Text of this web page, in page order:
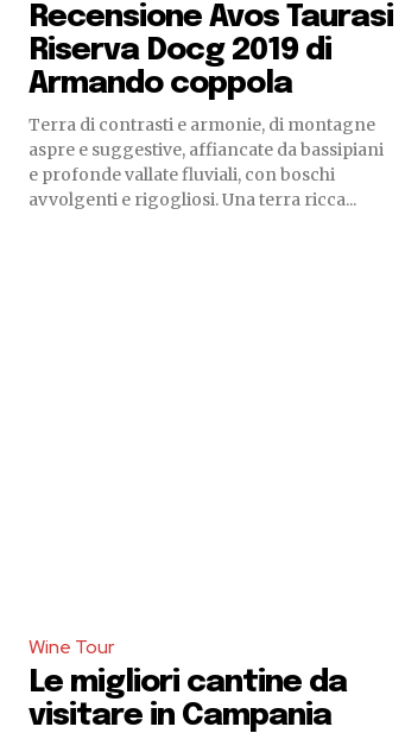
Recensione Avos Taurasi
Riserva Docg 2019 di
Armando coppola
Terra di contrasti e armonie, di montagne
aspre e suggestive, affiancate da bassipiani
e profonde vallate fluviali, con boschi
avvolgenti e rigogliosi. Una terra ricca...
Wine Tour
Le migliori cantine da
visitare in Campania